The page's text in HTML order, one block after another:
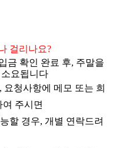
걸리나요?
금 확인 완료 후, 주말을
요됩니다
요청사항에 메모 또는 희
주시면
할 경우, 개별 연락드려